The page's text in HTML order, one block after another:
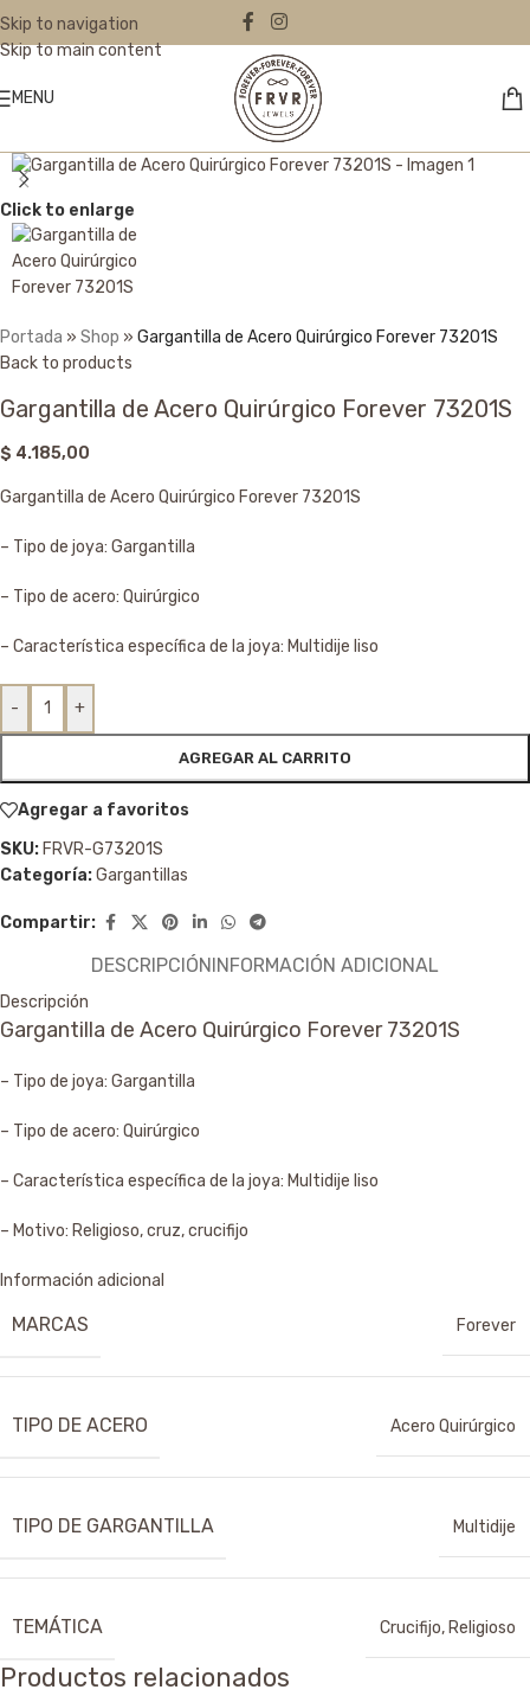
Skip to navigation
Skip to main content
MENU
Click to enlarge
Portada » Shop » Gargantilla de Acero Quirúrgico Forever 73201S
Back to products
Gargantilla de Acero Quirúrgico Forever 73201S
$ 4.185,00
Gargantilla de Acero Quirúrgico Forever 73201S
– Tipo de joya: Gargantilla
– Tipo de acero: Quirúrgico
– Característica específica de la joya: Multidije liso
- +
AGREGAR AL CARRITO
Agregar a favoritos
SKU: FRVR-G73201S
Categoría:Gargantillas
Compartir:
DESCRIPCIÓNINFORMACIÓN ADICIONAL
Descripción
Gargantilla de Acero Quirúrgico Forever 73201S
– Tipo de joya: Gargantilla
– Tipo de acero: Quirúrgico
– Característica específica de la joya: Multidije liso
– Motivo: Religioso, cruz, crucifijo
Información adicional
MARCAS Forever
TIPO DE ACERO Acero Quirúrgico
TIPO DE GARGANTILLA Multidije
TEMÁTICA Crucifijo, Religioso
Productos relacionados